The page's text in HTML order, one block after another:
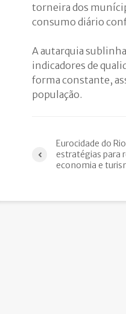
torneira dos
consumo diário
A autarquia
indicadores de
forma constante,
população.
Eurocidade do
estratégias para
economia e